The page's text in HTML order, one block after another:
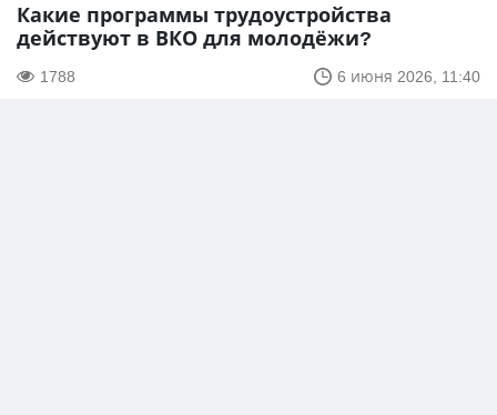
Какие программы трудоустройства
действуют в ВКО для молодёжи?
1788 6 июня 2026, 11:40